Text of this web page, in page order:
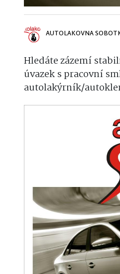
AUTOLAKOVNA
Hledáte zázemí
úvazek s pracovní
autolakýrník/